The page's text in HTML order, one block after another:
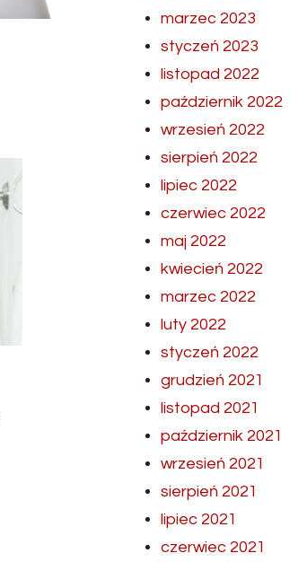
marzec 2023
styczeń 2023
listopad 2022
październik 2022
wrzesień 2022
sierpień 2022
lipiec 2022
czerwiec 2022
maj 2022
kwiecień 2022
marzec 2022
luty 2022
styczeń 2022
grudzień 2021
listopad 2021
październik 2021
wrzesień 2021
sierpień 2021
lipiec 2021
czerwiec 2021